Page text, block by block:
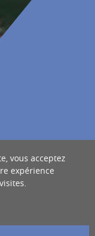
vous acceptez
expérience